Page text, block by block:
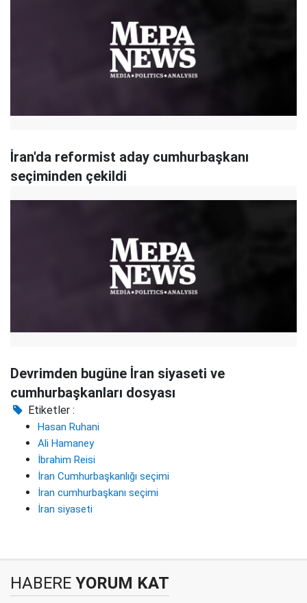
İran'da reformist aday cumhurbaşkanı
seçiminden çekildi
Devrimden bugüne İran siyaseti ve
cumhurbaşkanları dosyası
Etiketler :
Hasan Ruhani
Ali Hamaney
İbrahim Reisi
İran Cumhurbaşkanlığı seçimi
İran cumhurbaşkanı seçimi
İran siyaseti
HABERE YORUM KAT